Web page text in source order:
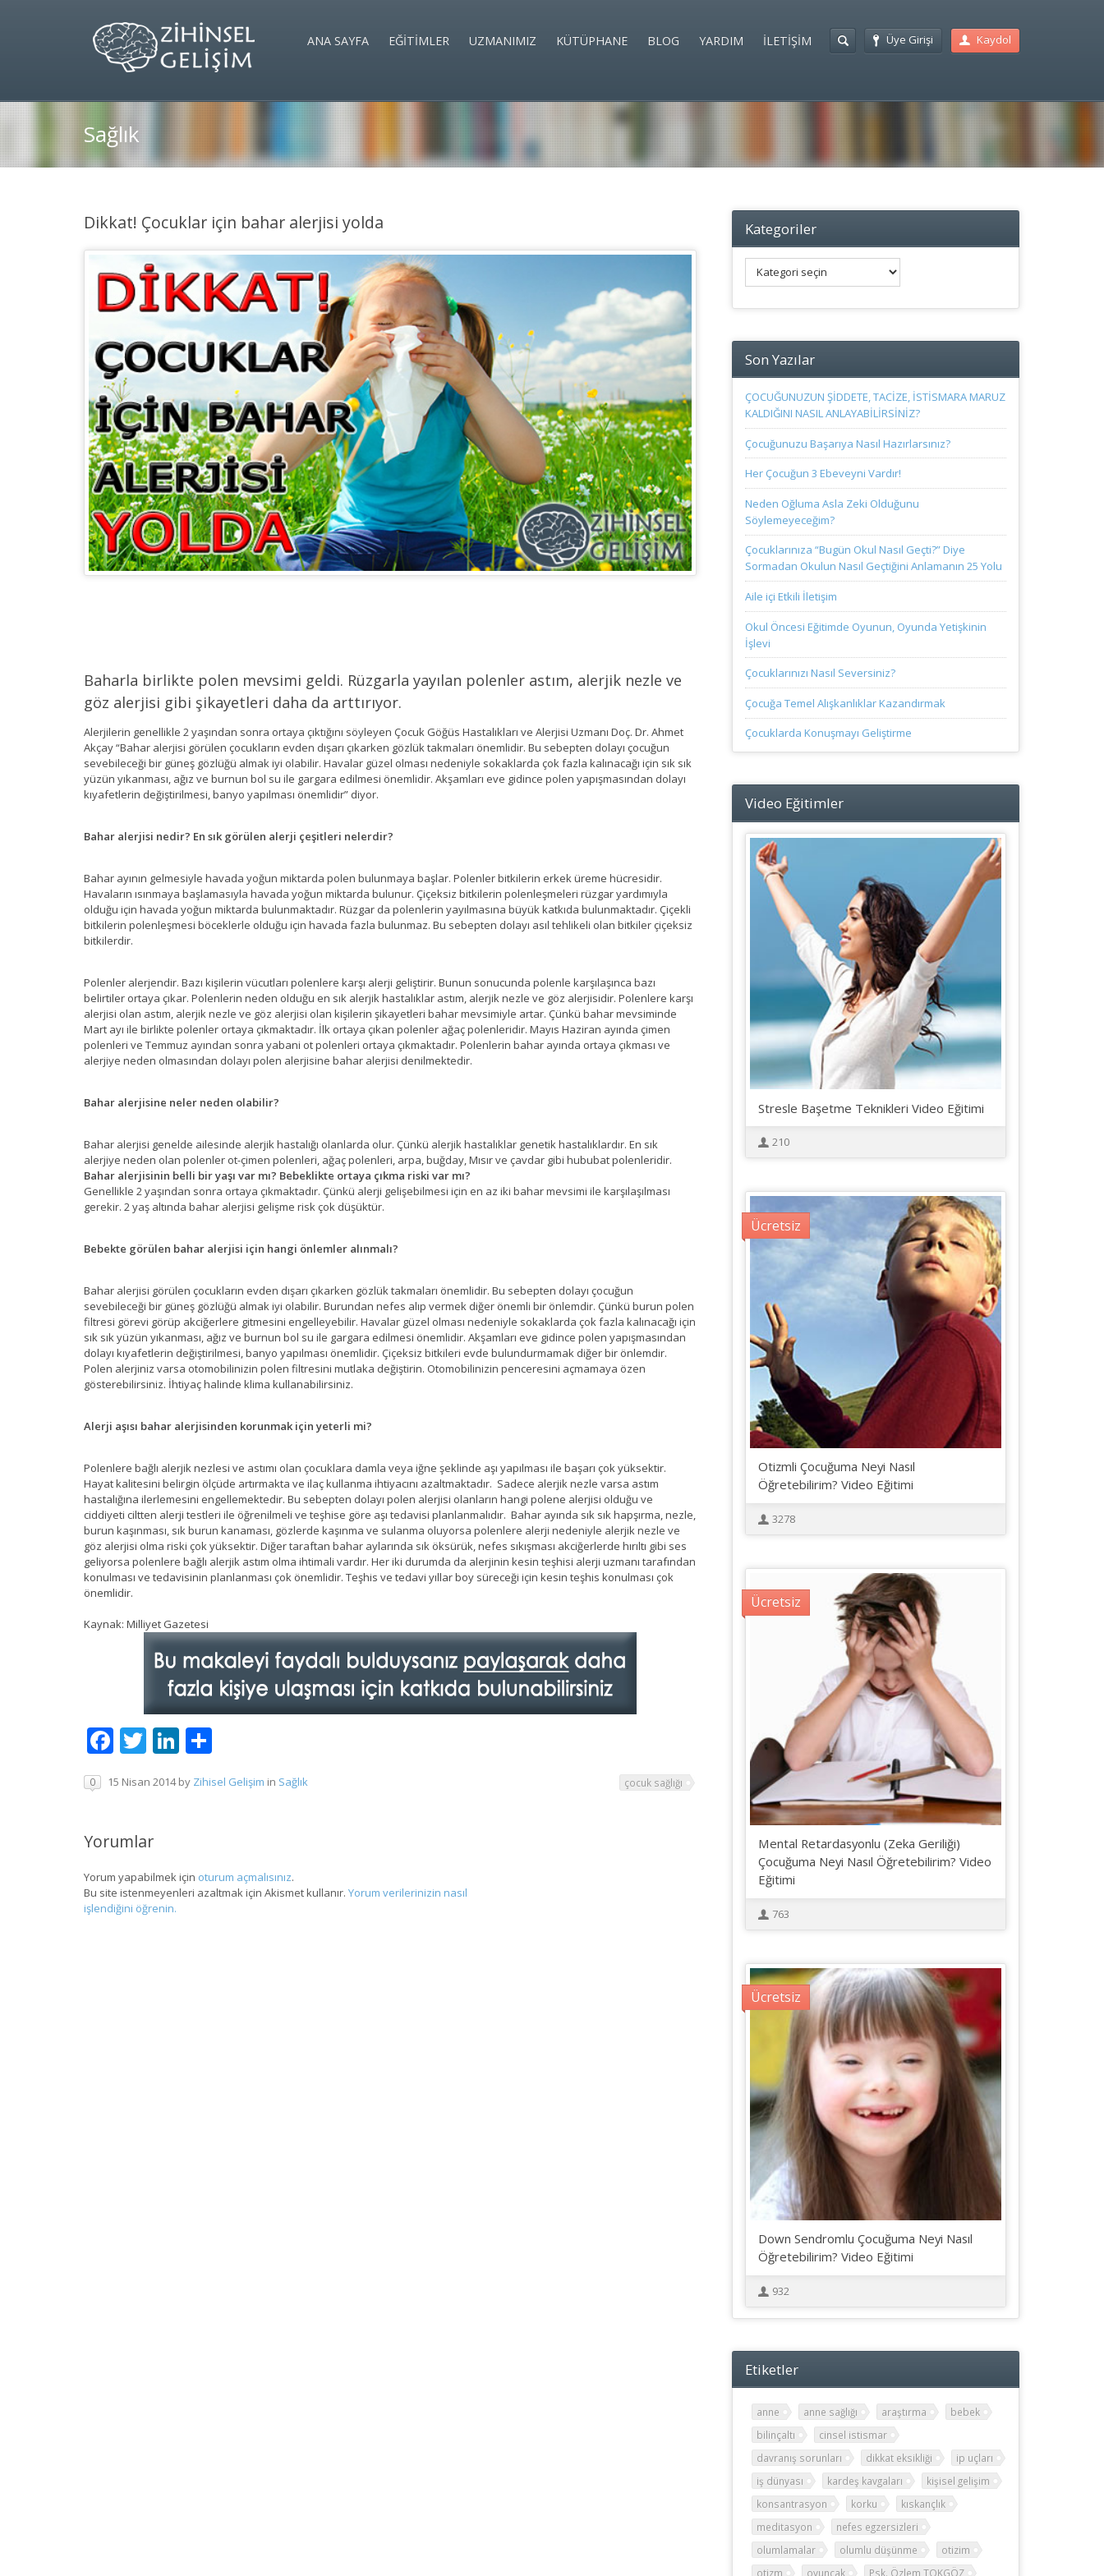
Üye Girişi Kaydol
ANA SAYFA EĞİTİMLER UZMANIMIZ KÜTÜPHANE BLOG YARDIM İLETİŞİM
Sağlık
Dikkat! Çocuklar için bahar alerjisi yolda
Baharla birlikte polen mevsimi geldi. Rüzgarla yayılan polenler astım, alerjik nezle ve
göz alerjisi gibi şikayetleri daha da arttırıyor.
Alerjilerin genellikle 2 yaşından sonra ortaya çıktığını söyleyen Çocuk Göğüs Hastalıkları ve Alerjisi Uzmanı Doç. Dr. Ahmet
Akçay “Bahar alerjisi görülen çocukların evden dışarı çıkarken gözlük takmaları önemlidir. Bu sebepten dolayı çocuğun
sevebileceği bir güneş gözlüğü almak iyi olabilir. Havalar güzel olması nedeniyle sokaklarda çok fazla kalınacağı için sık sık
yüzün yıkanması, ağız ve burnun bol su ile gargara edilmesi önemlidir. Akşamları eve gidince polen yapışmasından dolayı
kıyafetlerin değiştirilmesi, banyo yapılması önemlidir” diyor.
Bahar alerjisi nedir? En sık görülen alerji çeşitleri nelerdir?
Bahar ayının gelmesiyle havada yoğun miktarda polen bulunmaya başlar. Polenler bitkilerin erkek üreme hücresidir.
Havaların ısınmaya başlamasıyla havada yoğun miktarda bulunur. Çiçeksiz bitkilerin polenleşmeleri rüzgar yardımıyla
olduğu için havada yoğun miktarda bulunmaktadır. Rüzgar da polenlerin yayılmasına büyük katkıda bulunmaktadır. Çiçekli
bitkilerin polenleşmesi böceklerle olduğu için havada fazla bulunmaz. Bu sebepten dolayı asıl tehlikeli olan bitkiler çiçeksiz
bitkilerdir.
Polenler alerjendir. Bazı kişilerin vücutları polenlere karşı alerji geliştirir. Bunun sonucunda polenle karşılaşınca bazı
belirtiler ortaya çıkar. Polenlerin neden olduğu en sık alerjik hastalıklar astım, alerjik nezle ve göz alerjisidir. Polenlere karşı
alerjisi olan astım, alerjik nezle ve göz alerjisi olan kişilerin şikayetleri bahar mevsimiyle artar. Çünkü bahar mevsiminde
Mart ayı ile birlikte polenler ortaya çıkmaktadır. İlk ortaya çıkan polenler ağaç polenleridir. Mayıs Haziran ayında çimen
polenleri ve Temmuz ayından sonra yabani ot polenleri ortaya çıkmaktadır. Polenlerin bahar ayında ortaya çıkması ve
alerjiye neden olmasından dolayı polen alerjisine bahar alerjisi denilmektedir.
Bahar alerjisine neler neden olabilir?
Bahar alerjisi genelde ailesinde alerjik hastalığı olanlarda olur. Çünkü alerjik hastalıklar genetik hastalıklardır. En sık
alerjiye neden olan polenler ot-çimen polenleri, ağaç polenleri, arpa, buğday, Mısır ve çavdar gibi hububat polenleridir.
Bahar alerjisinin belli bir yaşı var mı? Bebeklikte ortaya çıkma riski var mı?
Genellikle 2 yaşından sonra ortaya çıkmaktadır. Çünkü alerji gelişebilmesi için en az iki bahar mevsimi ile karşılaşılması
gerekir. 2 yaş altında bahar alerjisi gelişme risk çok düşüktür.
Bebekte görülen bahar alerjisi için hangi önlemler alınmalı?
Bahar alerjisi görülen çocukların evden dışarı çıkarken gözlük takmaları önemlidir. Bu sebepten dolayı çocuğun
sevebileceği bir güneş gözlüğü almak iyi olabilir. Burundan nefes alıp vermek diğer önemli bir önlemdir. Çünkü burun polen
filtresi görevi görüp akciğerlere gitmesini engelleyebilir. Havalar güzel olması nedeniyle sokaklarda çok fazla kalınacağı için
sık sık yüzün yıkanması, ağız ve burnun bol su ile gargara edilmesi önemlidir. Akşamları eve gidince polen yapışmasından
dolayı kıyafetlerin değiştirilmesi, banyo yapılması önemlidir. Çiçeksiz bitkileri evde bulundurmamak diğer bir önlemdir.
Polen alerjiniz varsa otomobilinizin polen filtresini mutlaka değiştirin. Otomobilinizin penceresini açmamaya özen
gösterebilirsiniz. İhtiyaç halinde klima kullanabilirsiniz.
Alerji aşısı bahar alerjisinden korunmak için yeterli mi?
Polenlere bağlı alerjik nezlesi ve astımı olan çocuklara damla veya iğne şeklinde aşı yapılması ile başarı çok yüksektir.
Hayat kalitesini belirgin ölçüde artırmakta ve ilaç kullanma ihtiyacını azaltmaktadır. Sadece alerjik nezle varsa astım
hastalığına ilerlemesini engellemektedir. Bu sebepten dolayı polen alerjisi olanların hangi polene alerjisi olduğu ve
ciddiyeti ciltten alerji testleri ile öğrenilmeli ve teşhise göre aşı tedavisi planlanmalıdır. Bahar ayında sık sık hapşırma, nezle,
burun kaşınması, sık burun kanaması, gözlerde kaşınma ve sulanma oluyorsa polenlere alerji nedeniyle alerjik nezle ve
göz alerjisi olma riski çok yüksektir. Diğer taraftan bahar aylarında sık öksürük, nefes sıkışması akciğerlerde hırıltı gibi ses
geliyorsa polenlere bağlı alerjik astım olma ihtimali vardır. Her iki durumda da alerjinin kesin teşhisi alerji uzmanı tarafından
konulması ve tedavisinin planlanması çok önemlidir. Teşhis ve tedavi yıllar boy süreceği için kesin teşhis konulması çok
önemlidir.
Kaynak: Milliyet Gazetesi
Facebook
TwitterLinkedIn
0 15 Nisan 2014by Zihisel Gelişim in Sağlık çocuk sağlığı
Yorumlar
Yorum yapabilmek için oturum açmalısınız.
Bu site istenmeyenleri azaltmak için Akismet kullanır. Yorum verilerinizin nasıl
işlendiğini öğrenin.
Kategoriler
Son Yazılar
ÇOCUĞUNUZUN ŞİDDETE, TACİZE, İSTİSMARA MARUZ
KALDIĞINI NASIL ANLAYABİLİRSİNİZ?
Çocuğunuzu Başarıya Nasıl Hazırlarsınız?
Her Çocuğun 3 Ebeveyni Vardır!
Neden Oğluma Asla Zeki Olduğunu
Söylemeyeceğim?
Çocuklarınıza “Bugün Okul Nasıl Geçti?” Diye
Sormadan Okulun Nasıl Geçtiğini Anlamanın 25 Yolu
Aile içi Etkili İletişim
Okul Öncesi Eğitimde Oyunun, Oyunda Yetişkinin
İşlevi
Çocuklarınızı Nasıl Seversiniz?
Çocuğa Temel Alışkanlıklar Kazandırmak
Çocuklarda Konuşmayı Geliştirme
Video Eğitimler
Stresle Başetme Teknikleri Video Eğitimi
210
Ücretsiz
Otizmli Çocuğuma Neyi Nasıl
Öğretebilirim? Video Eğitimi
3278
Ücretsiz
Mental Retardasyonlu (Zeka Geriliği)
Çocuğuma Neyi Nasıl Öğretebilirim? Video
Eğitimi
763
Ücretsiz
Down Sendromlu Çocuğuma Neyi Nasıl
Öğretebilirim? Video Eğitimi
932
Etiketler
anne anne sağlığı araştırma
bebek
bilinçaltı
cinsel istismar
davranış sorunları
dikkat eksikliği
ip uçları
iş dünyası
kardeş kavgaları
kişisel gelişim
konsantrasyon
korku
kıskançlık
meditasyon
nefes egzersizleri
olumlamalar
olumlu düşünme
otizim
otizm
oyuncak Psk. Özlem TOKGÖZ